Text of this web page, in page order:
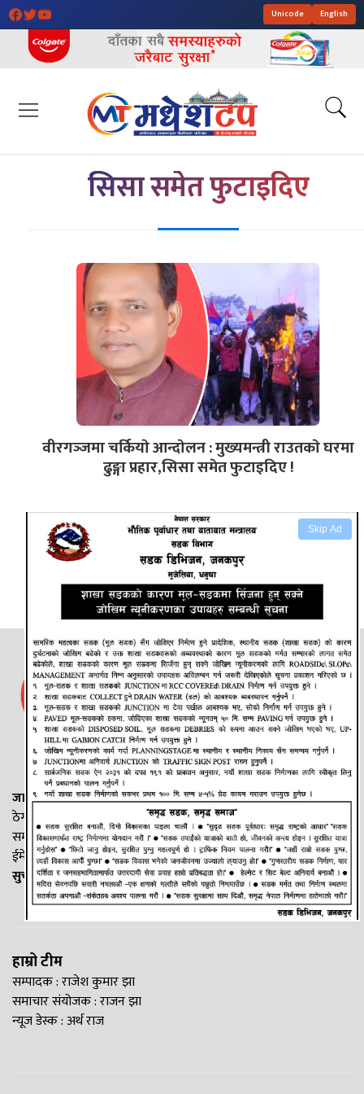
Skip Ad
Unicode English
सिसा समेत फुटाइदिए
वीरगञ्‍जमा चर्कियाे आन्दाेलन : मुख्यमन्त्री राउतकाे घरमा
ढुङ्गा प्रहार,सिसा समेत फुटाइदिए !
जानकी न्यूज नेटवर्क
ठेगाना: लक्ष्मीनियाँ -७, मधेश प्रदेश
सम्पर्क नं. : +977-9844100829
ईमेल:Madheshtopnews@gmail.com
सुचना विभाग दर्ता नं. २५४०/२०७७/७८
हाम्रो टीम
सम्पादक : राजेश कुमार झा
समाचार संयोजक : राजन झा
न्यूज डेस्क : अर्थ राज